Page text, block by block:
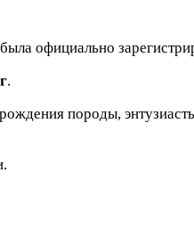
официально
.
породы,